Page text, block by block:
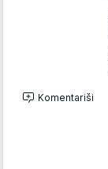
Komentariši